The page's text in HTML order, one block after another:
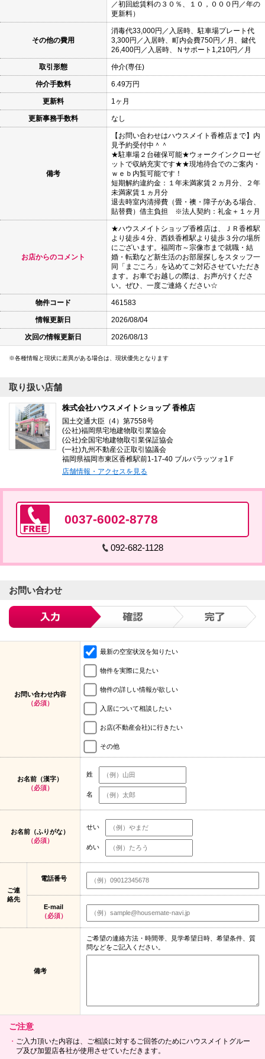
／初回総賃料の３０％、１０，０００円／年の
更新料）
その他の費用
消毒代33,000円／入居時、駐車場プレート代
3,300円／入居時、町内会費750円／月、鍵代
26,400円／入居時、Ｎサポート1,210円／月
取引形態 仲介(専任)
仲介手数料 6.49万円
更新料 1ヶ月
更新事務手数料 なし
備考
【お問い合わせはハウスメイト香椎店まで】内
見予約受付中＾＾
★駐車場２台確保可能★ウォークインクローゼ
ットで収納充実です★★現地待合でのご案内・
ｗｅｂ内覧可能です！
短期解約違約金：１年未満家賃２ヵ月分、２年
未満家賃１ヵ月分
退去時室内清掃費（畳・襖・障子がある場合、
貼替費）借主負担 ※法人契約：礼金＋１ヶ月
お店からのコメント
★ハウスメイトショップ香椎店は、ＪＲ香椎駅
より徒歩４分、西鉄香椎駅より徒歩３分の場所
にございます。福岡市～宗像市まで就職・結
婚・転勤など新生活のお部屋探しをスタッフ一
同「まごころ」を込めてご対応させていただき
ます。お車でお越しの際は、お声がけくださ
い。ぜひ、一度ご連絡ください☆
物件コード 461583
情報更新日 2026/08/04
次回の情報更新日 2026/08/13
各種情報と現状に差異がある場合は、現状優先となります
取り扱い店舗
株式会社ハウスメイトショップ 香椎店
国土交通大臣（4）第7558号
(公社)福岡県宅地建物取引業協会
(公社)全国宅地建物取引業保証協会
(一社)九州不動産公正取引協議会
福岡県福岡市東区香椎駅前1-17-40 ブルパラッツォ1Ｆ
店舗情報・アクセスを見る
0037-6002-8778
092-682-1128
お問い合わせ
お問い合わせ内容
（必須）
最新の空室状況を知りたい
物件を実際に見たい
物件の詳しい情報が欲しい
入居について相談したい
お店(不動産会社)に行きたい
その他
お名前（漢字）
（必須）
姓
名
お名前（ふりがな）
（必須）
せい
めい
ご連
絡先
電話番号
E-mail
（必須）
備考
ご希望の連絡方法・時間帯、見学希望日時、希望条件、質
問などをご記入ください。
ご注意
ご入力頂いた内容は、ご相談に対するご回答のためにハウスメイトグルー
プ及び加盟店各社が使用させていただきます。